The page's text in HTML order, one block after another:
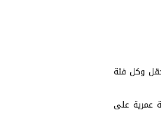
وكل فئة
عمرية على